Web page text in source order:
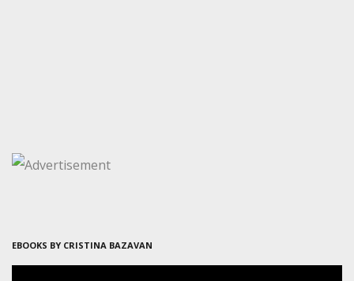
EBOOKS BY CRISTINA BAZAVAN